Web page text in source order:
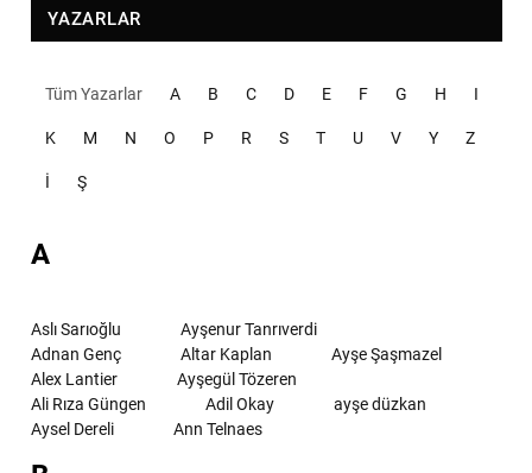
YAZARLAR
Tüm Yazarlar A B C D E F G H I
K M N O P R S T U V Y Z
İ Ş
A
Aslı Sarıoğlu
Ayşenur Tanrıverdi
Adnan Genç
Altar Kaplan
Ayşe Şaşmazel
Alex Lantier
Ayşegül Tözeren
Ali Rıza Güngen
Adil Okay
ayşe düzkan
Aysel Dereli
Ann Telnaes